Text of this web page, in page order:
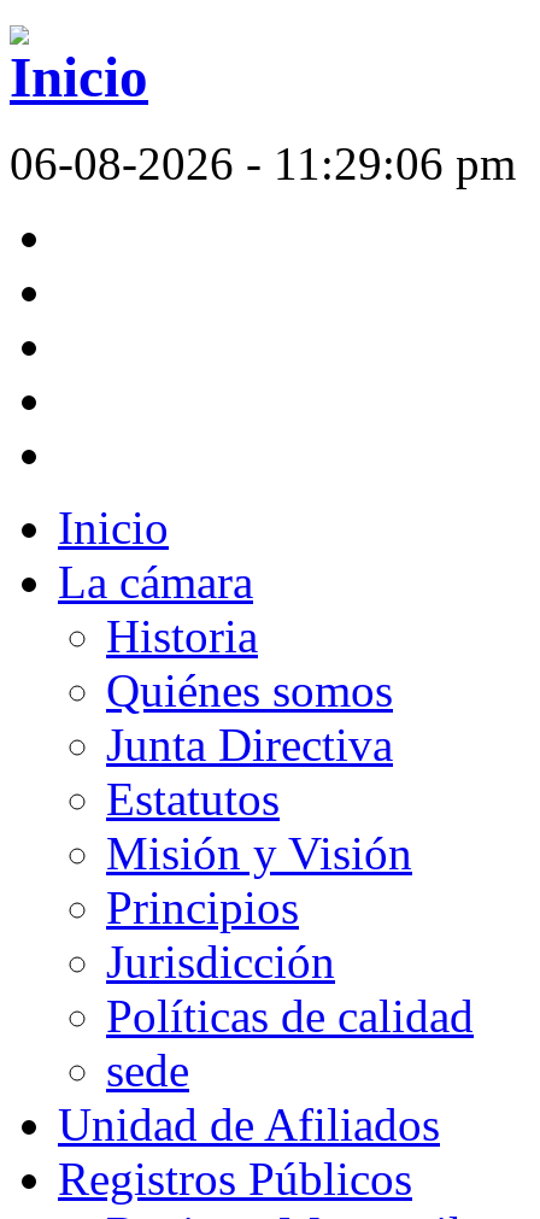
06-08-2026 - 11:29:06 pm
Inicio
La cámara
Historia
Quiénes somos
Junta Directiva
Estatutos
Misión y Visión
Principios
Jurisdicción
Políticas de calidad
sede
Unidad de Afiliados
Registros Públicos